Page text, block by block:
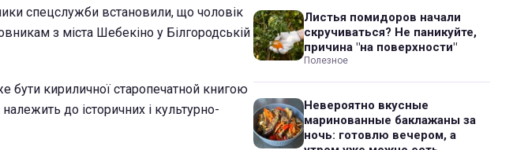
спецслужби встановили, що чоловік
з міста Шебекіно у Білгородській
кириличної старопечатной книгою
до історичних і культурно-
Листья помидоров начали
скручиваться? Не паникуйте,
причина "на поверхности"
Полезное
Невероятно вкусные
маринованные баклажаны за
ночь: готовлю вечером, а